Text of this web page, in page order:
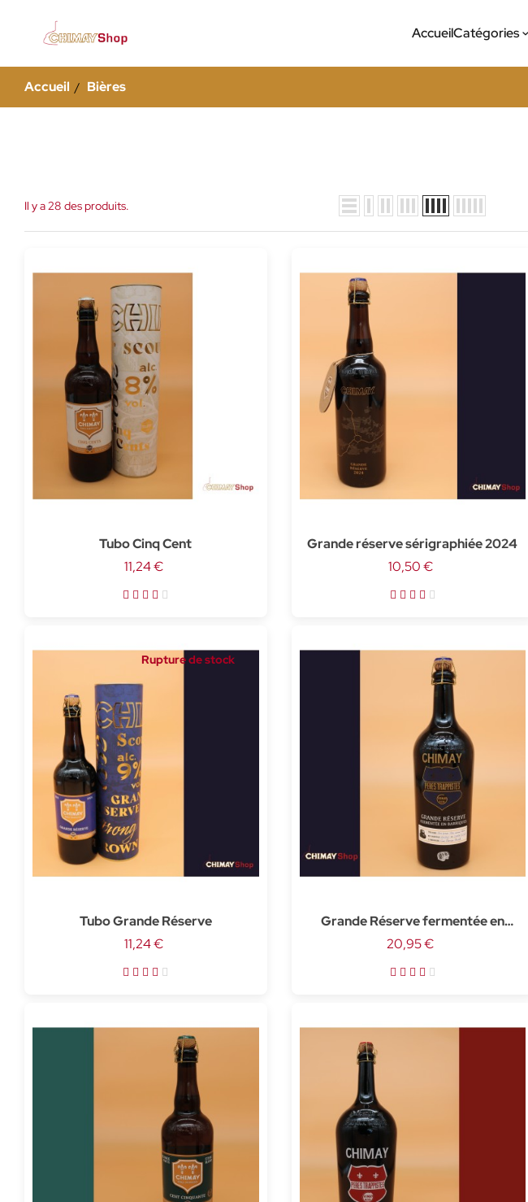
AccueilCatégories
Accueil Bières
Il y a 28 des produits.
Tubo Cinq Cent
11,24 €
Grande réserve sérigraphiée 2024
10,50 €
Rupture de stock
Tubo Grande Réserve
11,24 €
Grande Réserve fermentée en
barrique de Calvados - 75cl
20,95 €